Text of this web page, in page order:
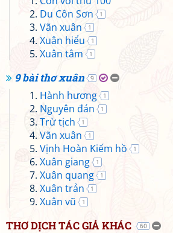
Du Côn Sơn
1
Vãn xuân 1
Xuân hiểu 1
Xuân tâm 1
9 bài thơ xuân 9
Hành hương 1
Nguyên đán 1
Trừ tịch 1
Vãn xuân 1
Vịnh Hoàn Kiếm hồ 1
Xuân giang 1
Xuân quang 1
Xuân trản 1
Xuân vũ 1
THƠ DỊCH TÁC GIẢ KHÁC 60